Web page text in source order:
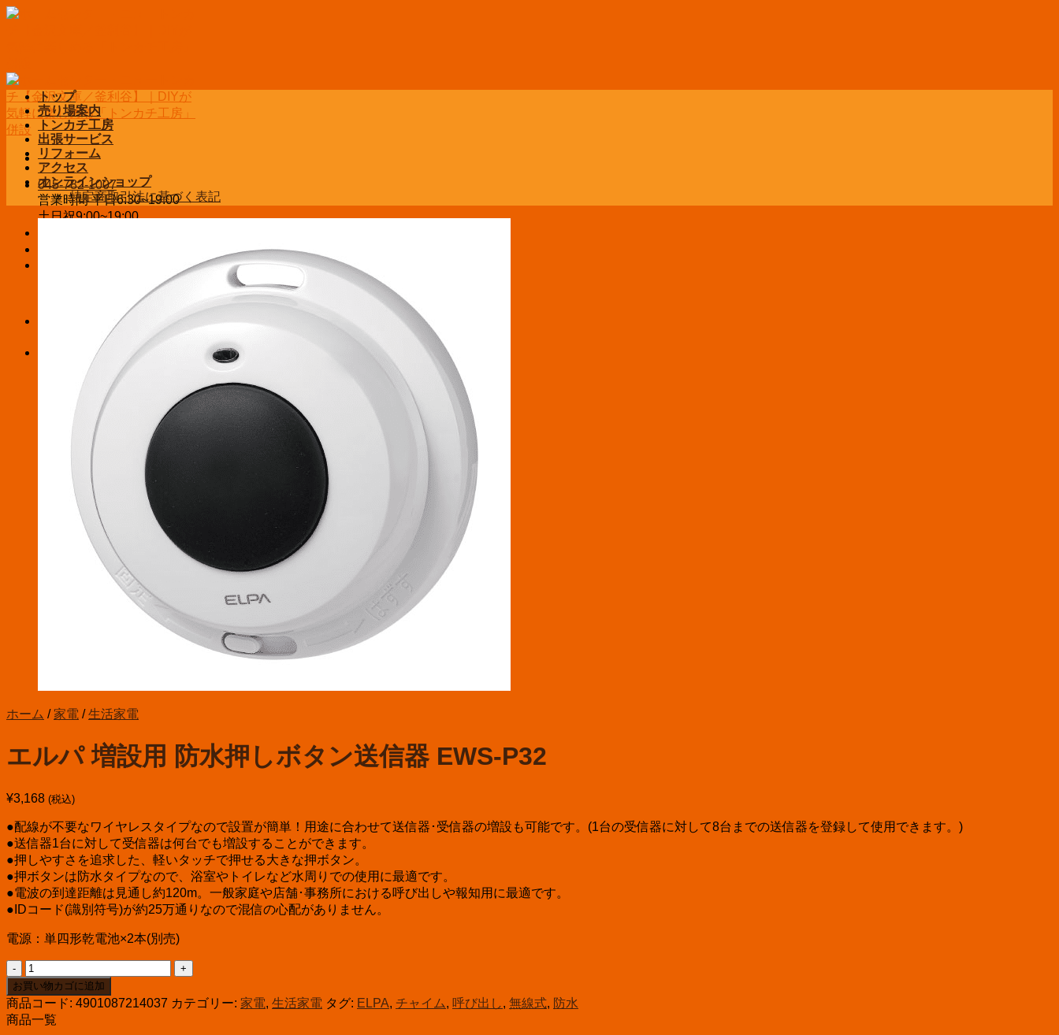
Skip
045-782-1007
営業時間 平日6:30~19:00
土日祝9:00~19:00
お買い物カゴに商品がありません。
お買い物カゴ
お買い物カゴに商品がありません。
トップ
売り場案内
トンカチ工房
出張サービス
リフォーム
アクセス
オンラインショップ
特定商取引法に基づく表記
ホーム / 家電 / 生活家電
エルパ 増設用 防水押しボタン送信器 EWS-P32
¥3,168 (税込)
●配線が不要なワイヤレスタイプなので設置が簡単！用途に合わせて送信器･受信器の増設も可能です。(1台の受信器に対して8台までの送信器を登録して使用できます。)
●送信器1台に対して受信器は何台でも増設することができます。
●押しやすさを追求した、軽いタッチで押せる大きな押ボタン。
●押ボタンは防水タイプなので、浴室やトイレなど水周りでの使用に最適です。
●電波の到達距離は見通し約120m。一般家庭や店舗･事務所における呼び出しや報知用に最適です。
●IDコード(識別符号)が約25万通りなので混信の心配がありません。
電源：単四形乾電池×2本(別売)
エ
ル
パ
増
お買い物カゴに追加
商品コード: 4901087214037 カテゴリー: 家電, 生活家電 タグ: ELPA, チャイム, 呼び出し, 無線式, 防水
商品一覧